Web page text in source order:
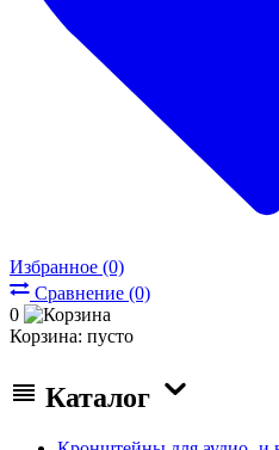
Избранное (0)
Сравнение (0)
0
Корзина: пусто
Каталог